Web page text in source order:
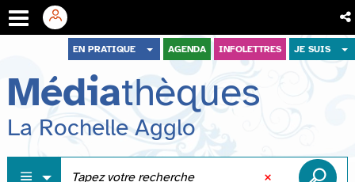
menu
contenu
recherche
EN PRATIQUE AGENDA INFOLETTRES JE SUIS
Médiathèques
La Rochelle Agglo